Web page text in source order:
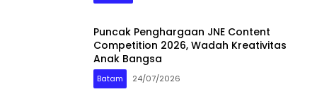
Puncak Penghargaan JNE Content
Competition 2026, Wadah Kreativitas
Anak Bangsa
Batam 24/07/2026